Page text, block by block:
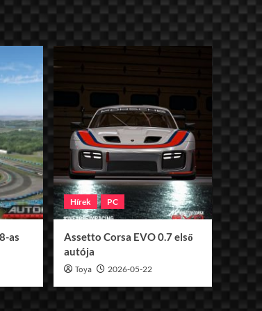
as
Hírek PC
Assetto Corsa EVO 0.7 első
autója
Toya 2026-05-22